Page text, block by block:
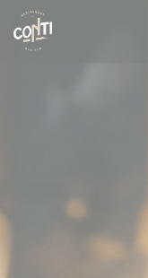
Cookie- hanteringspanel